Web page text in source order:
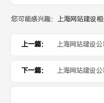
您可能感兴趣： 上海网站建设
上一篇： 上海网站建设
下一篇： 上海网站建设